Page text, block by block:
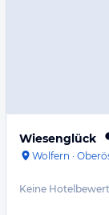
Wiesenglück
Wolfern ·
Keine